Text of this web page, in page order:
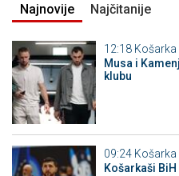
Najnovije Najčitanije
12:18 Košarka
Musa i
klubu
09:24 Košarka
Košarkaši